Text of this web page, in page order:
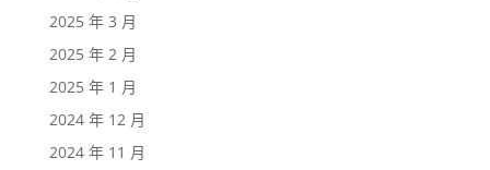
2025 年 3 月
2025 年 2 月
2025 年 1 月
2024 年 12 月
2024 年 11 月